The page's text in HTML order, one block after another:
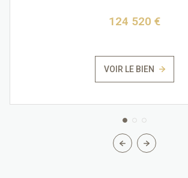
124 520 €
VOIR LE BIEN